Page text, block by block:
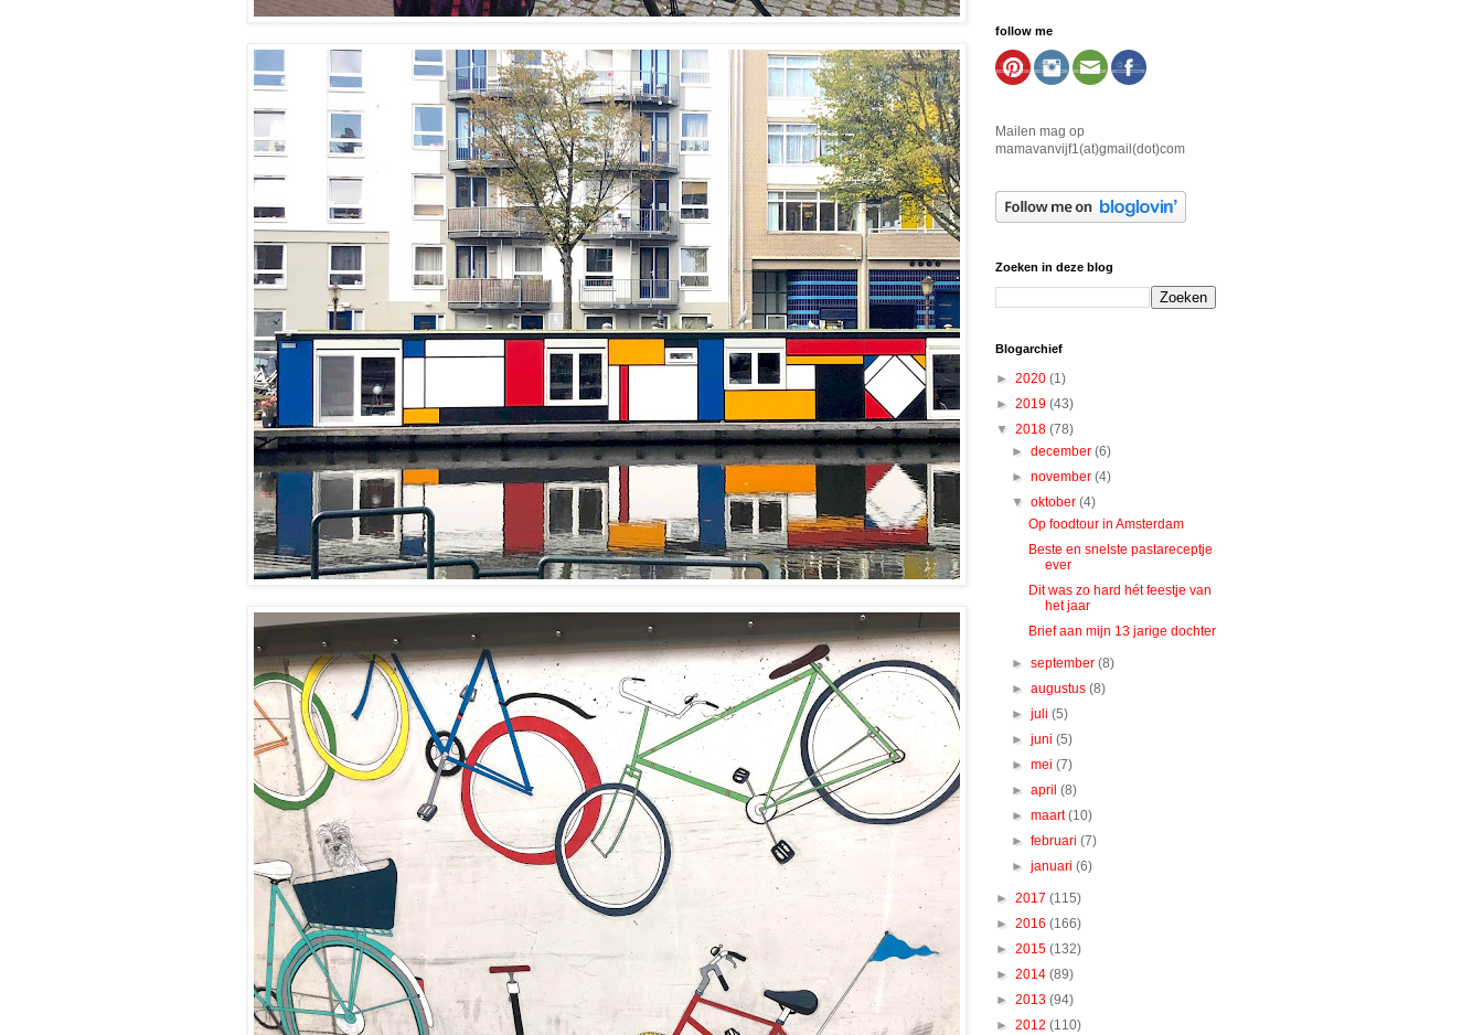
follow me
Mailen mag op
mamavanvijf1(at)gmail(dot)com
Zoeken in deze blog
Blogarchief
► 2020 (1)
► 2019 (43)
▼ 2018 (78)
►december(6)
►november(4)
▼oktober(4)
Op foodtour in Amsterdam
Beste en snelste pastareceptje
ever
Dit was zo hard hét feestje van
het jaar
Brief aan mijn 13 jarige dochter
►september(8)
►augustus(8)
►juli(5)
►juni(5)
►mei(7)
►april(8)
►maart(10)
►februari(7)
►januari(6)
► 2017 (115)
► 2016 (166)
► 2015 (132)
► 2014 (89)
► 2013 (94)
► 2012 (110)